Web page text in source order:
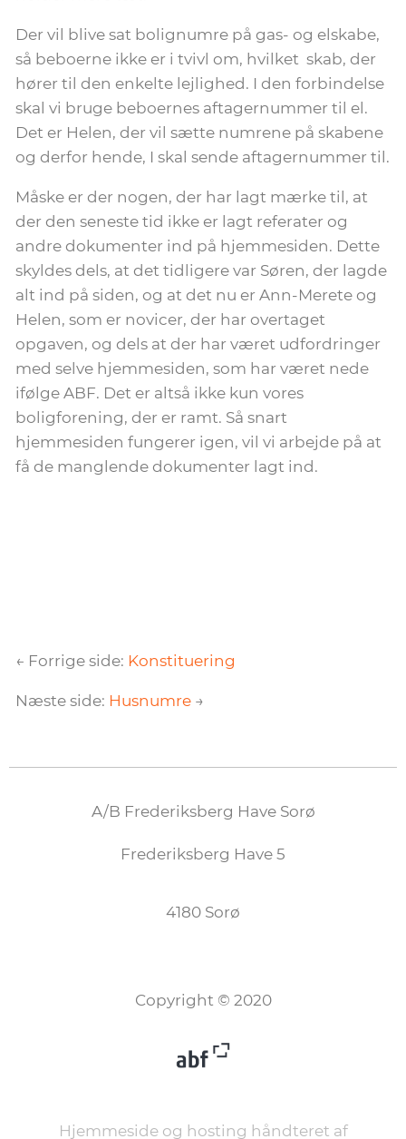
Der vil blive sat bolignumre på gas- og elskabe,
så beboerne ikke er i tvivl om, hvilket skab, der
hører til den enkelte lejlighed. I den forbindelse
skal vi bruge beboernes aftagernummer til el.
Det er Helen, der vil sætte numrene på skabene
og derfor hende, I skal sende aftagernummer til.
Måske er der nogen, der har lagt mærke til, at
der den seneste tid ikke er lagt referater og
andre dokumenter ind på hjemmesiden. Dette
skyldes dels, at det tidligere var Søren, der lagde
alt ind på siden, og at det nu er Ann-Merete og
Helen, som er novicer, der har overtaget
opgaven, og dels at der har været udfordringer
med selve hjemmesiden, som har været nede
ifølge ABF. Det er altså ikke kun vores
boligforening, der er ramt. Så snart
hjemmesiden fungerer igen, vil vi arbejde på at
få de manglende dokumenter lagt ind.
← Forrige side: Konstituering
Næste side: Husnumre →
A/B Frederiksberg Have Sorø
Frederiksberg Have 5
4180 Sorø
Copyright © 2020
Hjemmeside og hosting håndteret af